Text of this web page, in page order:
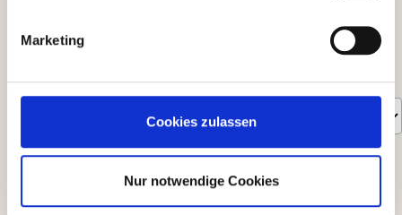
Marketing
Cookies zulassen
Nur notwendige Cookies
Bewertungen nur in der aktuellen Sprache anzeigen.
Sortiert nach
1-10von27Bewertungen